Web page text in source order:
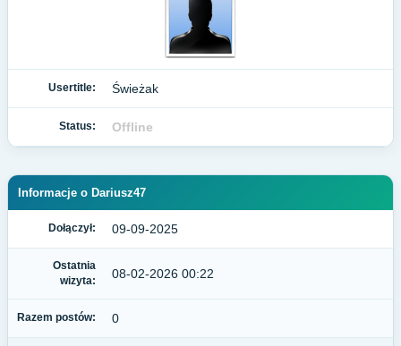
Usertitle: Świeżak
Status: Offline
Informacje o Dariusz47
Dołączył: 09-09-2025
Ostatnia
wizyta:
08-02-2026 00:22
Razem postów: 0